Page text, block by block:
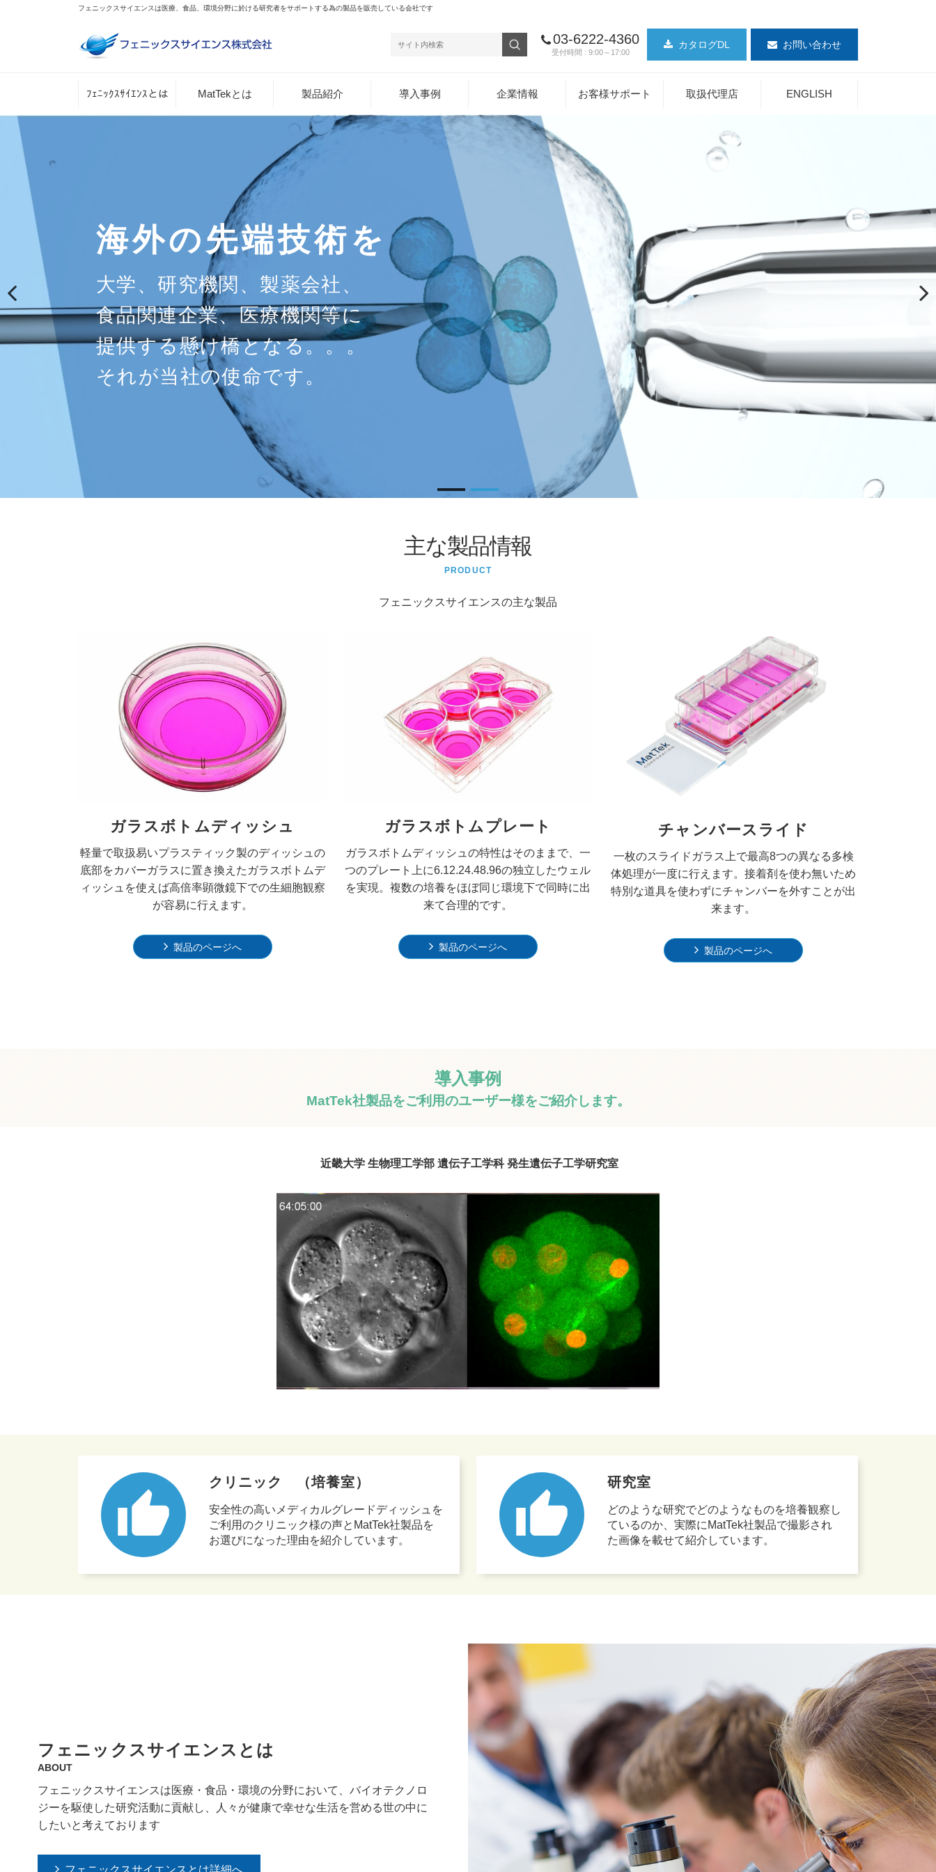
フェニックスサイエンスは医療、食品、環境分野に於ける研究者をサポートする為の製品を販売している会社です
03-6222-4360
受付時間 : 9:00～17:00
カタログDL お問い合わせ
ﾌｪﾆｯｸｽｻｲｴﾝｽとは MatTekとは 製品紹介 導入事例 企業情報 お客様サポート 取扱代理店 ENGLISH
ライフサイエンスの
分野において
斬新な革新を推し進め、ものづくりと
サービスを提供することで
研究のあらゆる場面で
しっかりとサポートします
海外の先端技術を
大学、研究機関、製薬会社、
食品関連企業、医療機関等に
提供する懸け橋となる。。。
それが当社の使命です。
Previous
主な製品情報
PRODUCT
フェニックスサイエンスの主な製品
ガラスボトムディッシュ
軽量で取扱易いプラスティック製のディッシュの
底部をカバーガラスに置き換えたガラスボトムデ
ィッシュを使えば高倍率顕微鏡下での生細胞観察
が容易に行えます。
製品のページへ
ガラスボトムプレート
ガラスボトムディッシュの特性はそのままで、一
つのプレート上に6.12.24.48.96の独立したウェル
を実現。複数の培養をほぼ同じ環境下で同時に出
来て合理的です。
製品のページへ
チャンバースライド
一枚のスライドガラス上で最高8つの異なる多検
体処理が一度に行えます。接着剤を使わ無いため
特別な道具を使わずにチャンバーを外すことが出
来ます。
製品のページへ
導入事例
MatTek社製品をご利用のユーザー様をご紹介します。
近畿大学 生物理工学部 遺伝子工学科 発生遺伝子工学研究室
thumb_up
クリニック （培養室）
安全性の高いメディカルグレードディッシュを
ご利用のクリニック様の声とMatTek社製品を
お選びになった理由を紹介しています。
thumb_up
研究室
どのような研究でどのようなものを培養観察し
ているのか、実際にMatTek社製品で撮影され
た画像を載せて紹介しています。
フェニックスサイエンスとは
ABOUT
フェニックスサイエンスは医療・食品・環境の分野において、バイオテクノロ
ジーを駆使した研究活動に貢献し、人々が健康で幸せな生活を営める世の中に
したいと考えております
フェニックスサイエンスとは詳細へ